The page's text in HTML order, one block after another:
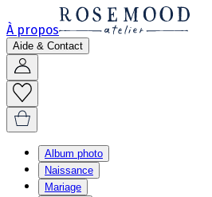
À propos
Aide & Contact
Album photo
Naissance
Mariage